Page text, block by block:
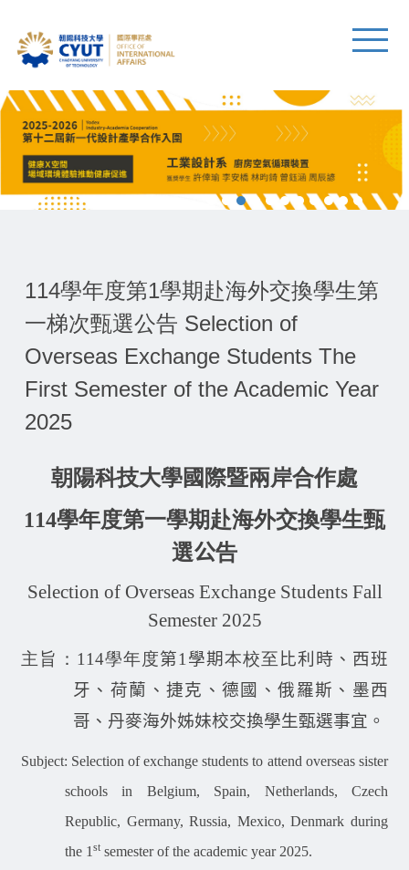
114學年度第1學期赴海外交換學生第
一梯次甄選公告 Selection of
Overseas Exchange Students The
First Semester of the Academic Year
2025
朝陽科技大學國際暨兩岸合作處
114學年度第一學期赴海外交換學生甄
選公告
Selection of Overseas Exchange Students Fall
Semester 2025
主旨： 114學年度第1 學期本校至 比利時、西班
牙、荷蘭、捷克、德國、俄羅斯、墨西
哥、丹麥海外姊妹校交換學生甄選事宜。
Subject: Selection of exchange students to attend overseas sister
schools in Belgium, Spain, Netherlands, Czech
Republic, Germany, Russia, Mexico, Denmark during
the 1 st semester of the academic year 2025.